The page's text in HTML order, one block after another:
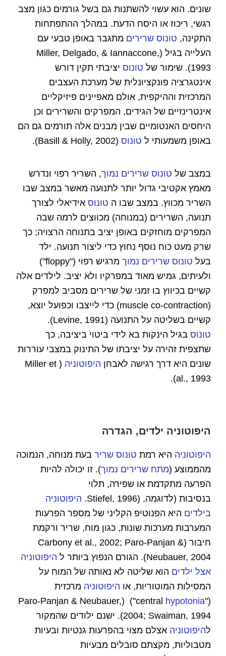
שונים. הוא עשוי להשתנות גם בשל גורמים כגון מצב
רגשי, ריכוז או היסח הדעת. במהלך ההתפתחות
התקינה, טונוס שרירים מתגבר באופן טבעי עם
העלייה בגיל (Miller, Delgado, & Iannaccone,
1993). שימור של
טונוס יציבתי תקין דורש
אינטגרציה פונקציונלית של מערכת העצבים
המרכזית וההיקפית, אולם מאפיינים פיזיקליים
אינטרינזיים של הגידים, המפרקים והשרירים וכן
היחסים האנטומיים שבין מבנים אלה תורמים גם הם
באופן משמעותי ל טונוס (Basill & Holly, 2002).
במצב של טונוס שרירים נמוך, השריר רפוי ונדרש
מאמץ אקטיבי גדול יותר לתנועה מאשר במצב שבו
השריר מכווץ. במצב שבו ה טונוס אידיאלי לצורך
תנועה, השרירים (במנוחה) מכווצים לרמה שבה
המפרקים מוחזקים באופן יציב בתנוחה הרצויה; כך
שרק מעט כוח נוסף נחוץ כדי ליצור תנועה. ילד
בעל טונוס שרירים נמוך
מרגיש רפוי ("floppy")
ולעיתים, גמיש מאוד במפרקיו ולא יציב. לילדים אלה
קשיים בכיווץ בו זמני של שרירים מסביב למפרק
(muscle co-contraction) כדי לייצבו וכפועל יוצא,
קשיים בשליטה על התנועה (Levine, 1991).
טונוס בגיל הינקות בא לידי ביטוי ביציבה, כך
שתצפית זהירה על יציבתו של התינוק במצבי עוררות
שונים היא דרך רגישה לאבחן היפוטוניה
( Miller et
al., 1993).
היפוטוניה ילדים, הגדרה
היפוטוניה היא רמת טונוס שריר בעת מנוחה, הנמוכה
מהממוצע (מתח שרירים נמוך). זו יכולה להיות
הפרעה מתקדמת או שפירה, תלוי
בנסיבות (לדוגמה, (Stiefel, 1996.
היפוטוניה
בילדים היא הפנוטיפ הקליני של מספר הפרעות
המערבות מערכות שונות, כגון מוח, שריר ורקמת
חיבור (Carbony et al., 2002; Paro-Panjan &
Neubauer, 2004). הגורם הנפוץ ביותר ל
היפוטוניה
אצל ילדים הוא שליטה לא נאותה של המוח על
המסילות המוטוריות, או היפוטוניה מרכזית
("central
hypotonia
") (Paro-Panjan & Neubauer,
2004; Swaiman, 1994). ישנם ילודים שהמקור
להיפוטוניה אצלם מצוי בהפרעות גנטיות ובעיות
מטבוליות, מקצתם סובלים מבעיות